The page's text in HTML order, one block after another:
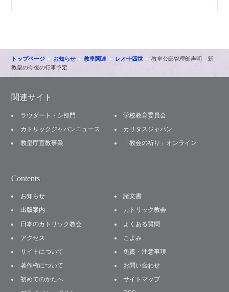
トップページ お知らせ 教皇関連 レオ十四世
教皇公邸管理部声明 新
教皇の今後の行事予定
関連サイト
ラウダート・シ部門
学校教育委員会
カトリックジャパンニュース
カリタスジャパン
教皇庁宣教事業
「教会の祈り」オンライン
Contents
お知らせ
諸文書
出版案内
カトリック教会
日本のカトリック教会
よくある質問
アクセス
こよみ
サイトについて
免責・注意事項
著作権について
お問い合わせ
初めてのかたへ
サイトマップ